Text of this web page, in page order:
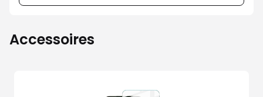
Accessoires